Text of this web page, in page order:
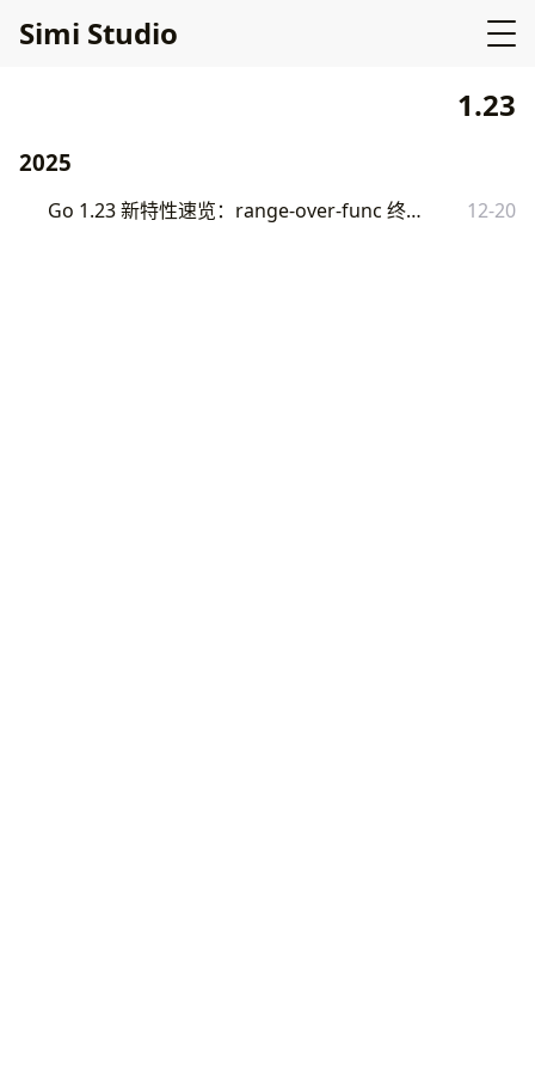
Simi Studio
1.23
2025
Go 1.23 新特性速览：range-over-func 终于来了 12-20